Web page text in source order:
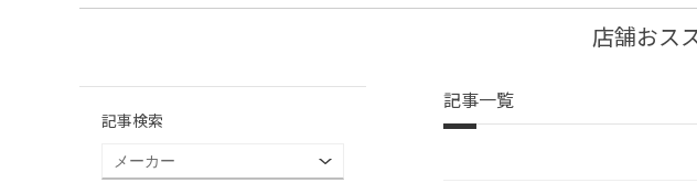
店舗おス
記事一覧
記事検索